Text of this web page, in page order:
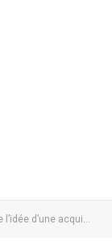
et secoue l’ordre mondial